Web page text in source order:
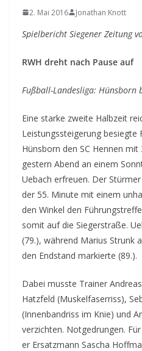
2. Mai 2016 Jonathan Knott
Spielbericht Siegener Zeitung
RWH dreht nach Pause auf
Fußball-Landesliga: Hünsborn
Eine starke zweite Halbzeit
Leistungssteigerung besiegte
Hünsborn den SC Hennen
gestern Abend an einem
Uebach erfreuen. Der
der 55. Minute mit einem
den Winkel den
somit auf die Siegerstraße.
(79.), während Marius Strunk
den Endstand markierte (89.).
Dabei musste Trainer
Hatzfeld (Muskelfaserriss),
(Innenbandriss im Knie) und
verzichten. Notgedrungen.
er Ersatzmann Sascha